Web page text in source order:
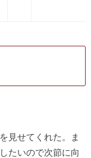
見せてくれた。ま
たいので次節に向